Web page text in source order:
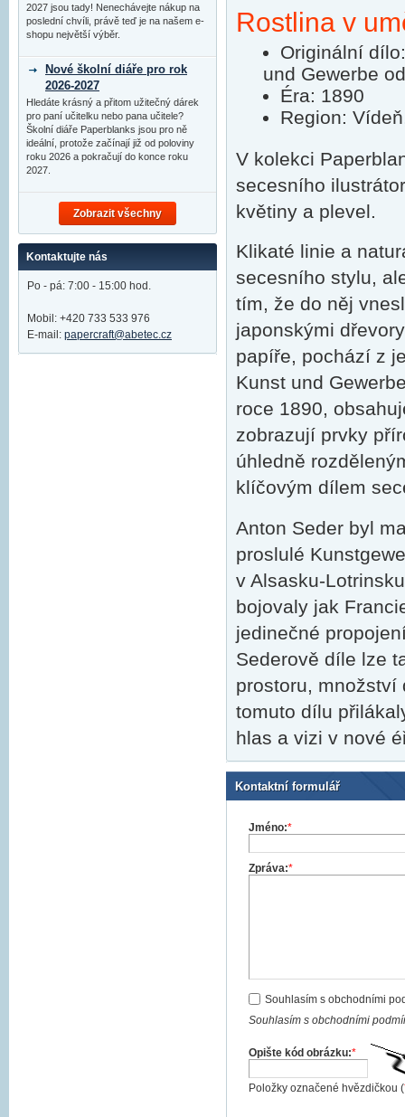
Rostlina v
Originální
und Gewerbe
Éra: 1890
Region:
V kolekci
secesního
květiny a plevel.
Klikaté linie a
secesního stylu,
tím, že do něj
japonskými
papíře, pochází z
Kunst und
roce 1890,
zobrazují prvky
úhledně
klíčovým dílem
Anton Seder byl
proslulé
v Alsasku-
bojovaly jak
jedinečné
Sederově díle lze
prostoru,
tomuto dílu
hlas a vizi v nové
Kontaktní formulář
Jméno:*
Zpráva:*
Souhlasím s obchodními
Souhlasím s obchodními
Opište kód obrázku:*
Položky označené hvězdičkou (
2027 jsou tady! Nenechávejte nákup na
poslední chvíli, právě teď je na našem e-
shopu největší výběr.
Nové školní diáře pro rok
2026-2027
Hledáte krásný a přitom užitečný dárek
pro paní učitelku nebo pana učitele?
Školní diáře Paperblanks jsou pro ně
ideální, protože začínají již od poloviny
roku 2026 a pokračují do konce roku
2027.
Zobrazit všechny
Kontaktujte nás
Po - pá: 7:00 - 15:00 hod.
Mobil: +420 733 533 976
E-mail: papercraft@abetec.cz